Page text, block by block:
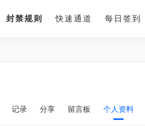
封禁规则 快速通道 每日签到
记录 分享 留言板 个人资料